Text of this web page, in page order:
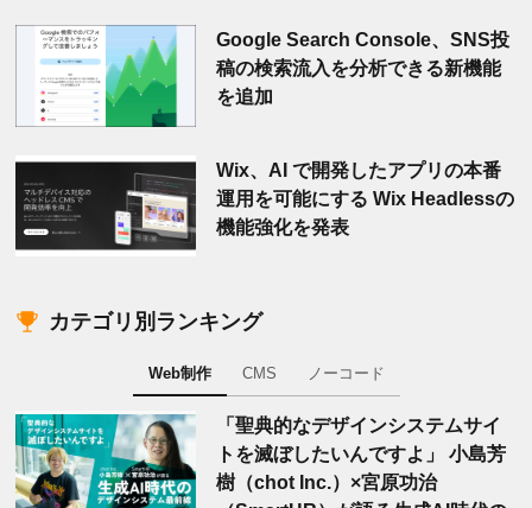
Google Search Console、SNS投
稿の検索流入を分析できる新機能
を追加
Wix、AI で開発したアプリの本番
運用を可能にする Wix Headlessの
機能強化を発表
カテゴリ別ランキング
Web制作 CMS ノーコード
「聖典的なデザインシステムサイ
トを滅ぼしたいんですよ」 小島芳
樹（chot Inc.）×宮原功治